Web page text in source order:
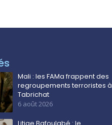
Mali : les FAMa frappent des
regroupements terroristes à
Tabrichat
6 août 2026